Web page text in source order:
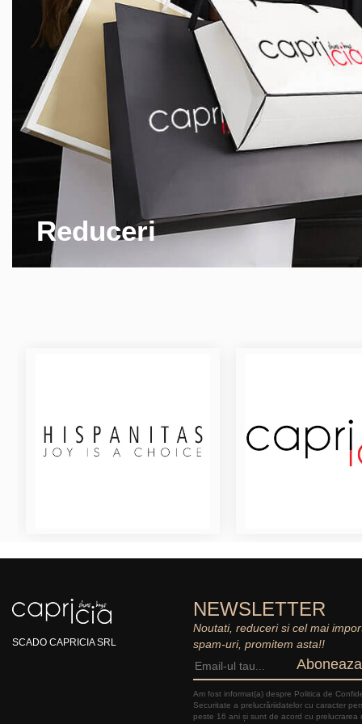
Reduceri
SCADO CAPRICIA SRL
NEWSLETTER
Noutati, reduceri si cel mai
spam-uri, promitem asta!!
Am fost informat(a) despre Politica de
Securitate a prelucrăriidatelor cu caracter
peste 16 ani și sunt de acord cu prelucrarea